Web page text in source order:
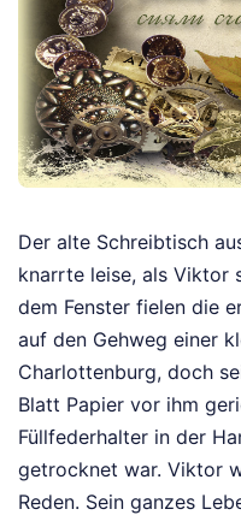
Der alte Schreibtisch
knarrte leise, als Viktor
dem Fenster fielen die
auf den Gehweg einer
Charlottenburg, doch
Blatt Papier vor ihm
Füllfederhalter in der
getrocknet war. Viktor
Reden. Sein ganzes